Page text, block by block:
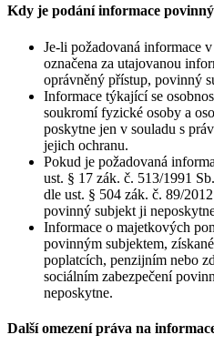
Kdy je podání informace
Je-li požadovaná informace
označena za utajovanou
oprávněný přístup, povinný
Informace týkající se
soukromí fyzické osoby a
poskytne jen v souladu s
jejich ochranu.
Pokud je požadovaná
ust. § 17 zák. č. 513/1991
dle ust. § 504 zák. č. 89/
povinný subjekt ji
Informace o majetkových
povinným subjektem,
poplatcích, penzijním nebo
sociálním zabezpečení
neposkytne.
Další omezení práva na